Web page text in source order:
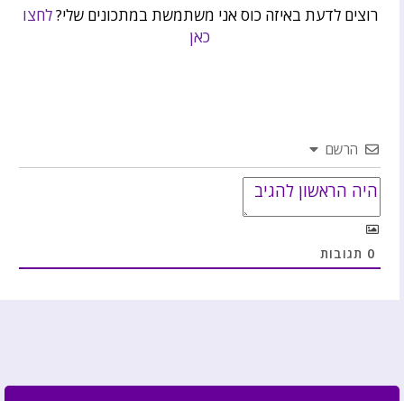
רוצים לדעת באיזה כוס אני משתמשת במתכונים שלי?לחצו
כאן
הרשם
0 תגובות